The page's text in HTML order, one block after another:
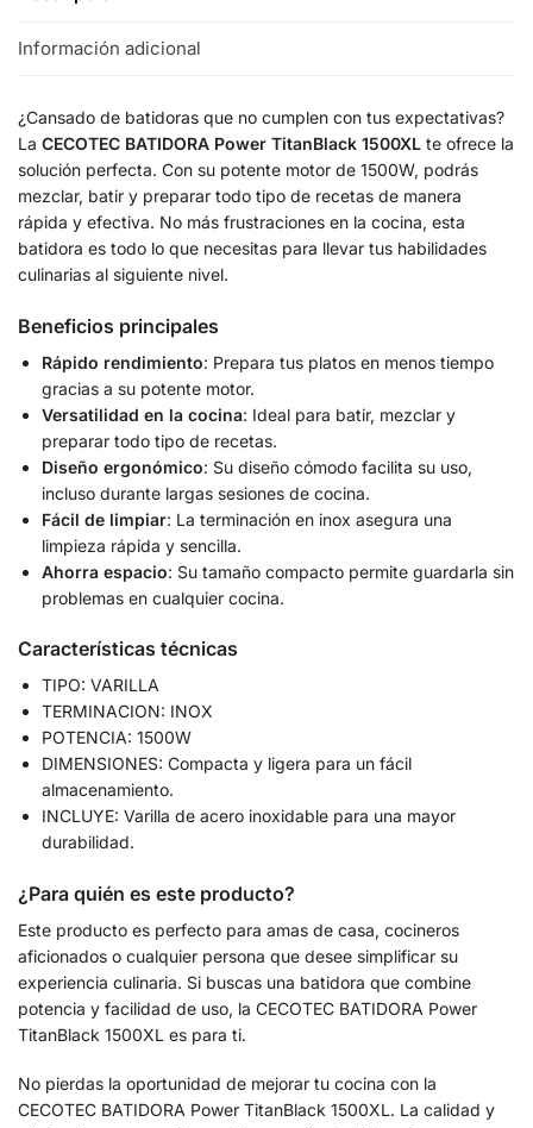
Información adicional
¿Cansado de batidoras que no cumplen con tus expectativas?
La CECOTEC BATIDORA Power TitanBlack 1500XL te ofrece la
solución perfecta. Con su potente motor de 1500W, podrás
mezclar, batir y preparar todo tipo de recetas de manera
rápida y efectiva. No más frustraciones en la cocina, esta
batidora es todo lo que necesitas para llevar tus habilidades
culinarias al siguiente nivel.
Beneficios principales
Rápido rendimiento: Prepara tus platos en menos tiempo
gracias a su potente motor.
Versatilidad en la cocina: Ideal para batir, mezclar y
preparar todo tipo de recetas.
Diseño ergonómico: Su diseño cómodo facilita su uso,
incluso durante largas sesiones de cocina.
Fácil de limpiar: La terminación en inox asegura una
limpieza rápida y sencilla.
Ahorra espacio: Su tamaño compacto permite guardarla sin
problemas en cualquier cocina.
Características técnicas
TIPO: VARILLA
TERMINACION: INOX
POTENCIA: 1500W
DIMENSIONES: Compacta y ligera para un fácil
almacenamiento.
INCLUYE: Varilla de acero inoxidable para una mayor
durabilidad.
¿Para quién es este producto?
Este producto es perfecto para amas de casa, cocineros
aficionados o cualquier persona que desee simplificar su
experiencia culinaria. Si buscas una batidora que combine
potencia y facilidad de uso, la CECOTEC BATIDORA Power
TitanBlack 1500XL es para ti.
No pierdas la oportunidad de mejorar tu cocina con la
CECOTEC BATIDORA Power TitanBlack 1500XL. La calidad y